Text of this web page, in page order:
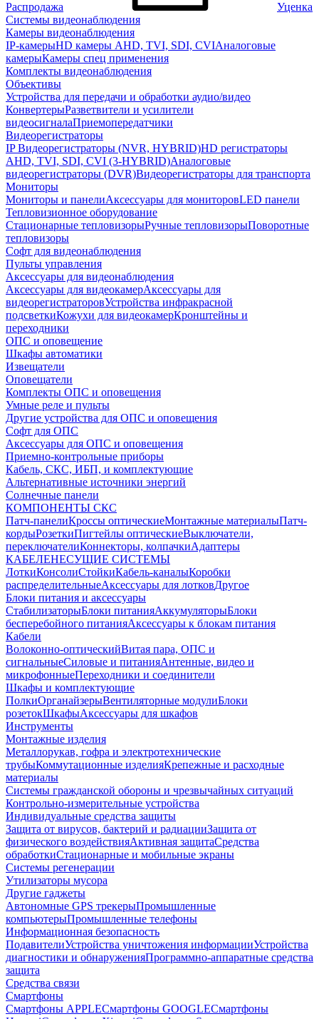
Распродажа
Уценка
Системы видеонаблюдения
Камеры видеонаблюдения
IP-камерыHD камеры AHD, TVI, SDI, CVIАналоговые
камерыКамеры спец применения
Комплекты видеонаблюдения
Объективы
Устройства для передачи и обработки аудио/видео
КонвертерыРазветвители и усилители
видеосигналаПриемопередатчики
Видеорегистраторы
IP Видеорегистраторы (NVR, HYBRID)HD регистраторы
AHD, TVI, SDI, CVI (3-HYBRID)Аналоговые
видеорегистраторы (DVR)Видеорегистраторы для транспорта
Мониторы
Мониторы и панелиАксессуары для мониторовLED панели
Тепловизионное оборудование
Стационарные тепловизорыРучные тепловизорыПоворотные
тепловизоры
Софт для видеонаблюдения
Пульты управления
Аксессуары для видеонаблюдения
Аксессуары для видеокамерАксессуары для
видеорегистраторовУстройства инфракрасной
подсветкиКожухи для видеокамерКронштейны и
переходники
ОПС и оповещение
Шкафы автоматики
Извещатели
Оповещатели
Комплекты ОПС и оповещения
Умные реле и пульты
Другие устройства для ОПС и оповещения
Софт для ОПС
Аксессуары для ОПС и оповещения
Приемно-контрольные приборы
Кабель, СКС, ИБП, и комплектующие
Альтернативные источники энергий
Солнечные панели
КОМПОНЕНТЫ СКС
Патч-панелиКроссы оптическиеМонтажные материалыПатч-
кордыРозеткиПигтейлы оптическиеВыключатели,
переключателиКоннекторы, колпачкиАдаптеры
КАБЕЛЕНЕСУЩИЕ СИСТЕМЫ
ЛоткиКонсолиСтойкиКабель-каналыКоробки
распределительныеАксессуары для лотковДругое
Блоки питания и аксессуары
СтабилизаторыБлоки питанияАккумуляторыБлоки
бесперебойного питанияАксессуары к блокам питания
Кабели
Волоконно-оптическийВитая пара, ОПС и
сигнальныеСиловые и питанияАнтенные, видео и
микрофонныеПереходники и соединители
Шкафы и комплектующие
ПолкиОрганайзерыВентиляторные модулиБлоки
розетокШкафыАксессуары для шкафов
Инструменты
Монтажные изделия
Металлорукав, гофра и электротехнические
трубыКоммутационные изделияКрепежные и расходные
материалы
Системы гражданской обороны и чрезвычайных ситуаций
Контрольно-измерительные устройства
Индивидуальные средства защиты
Защита от вирусов, бактерий и радиацииЗащита от
физического воздействияАктивная защитаСредства
обработкиСтационарные и мобильные экраны
Системы регенерации
Утилизаторы мусора
Другие гаджеты
Автономные GPS трекерыПромышленные
компьютерыПромышленные телефоны
Информационная безопасность
ПодавителиУстройства уничтожения информацииУстройства
диагностики и обнаруженияПрограммно-аппаратные средства
защита
Средства связи
Смартфоны
Смартфоны APPLEСмартфоны GOOGLEСмартфоны